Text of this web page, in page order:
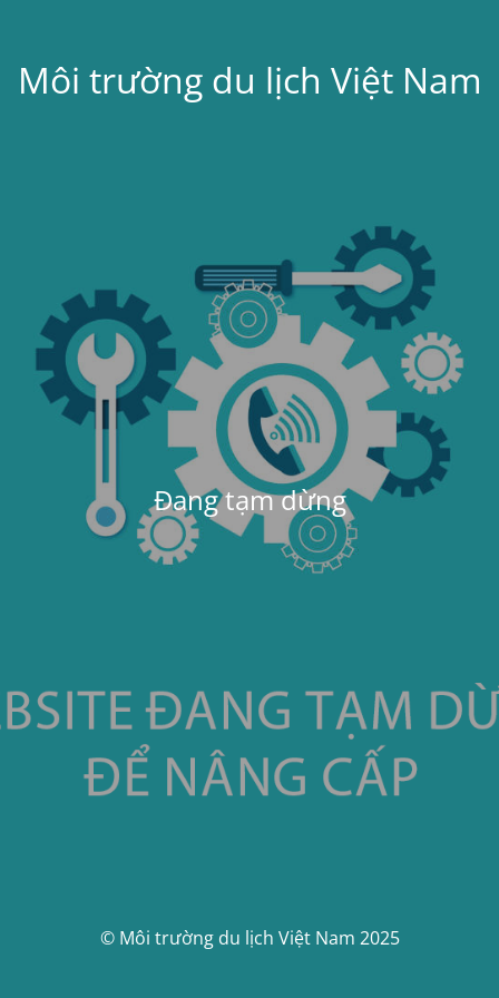
Môi trường du lịch Việt Nam
Đang tạm dừng
© Môi trường du lịch Việt Nam 2025